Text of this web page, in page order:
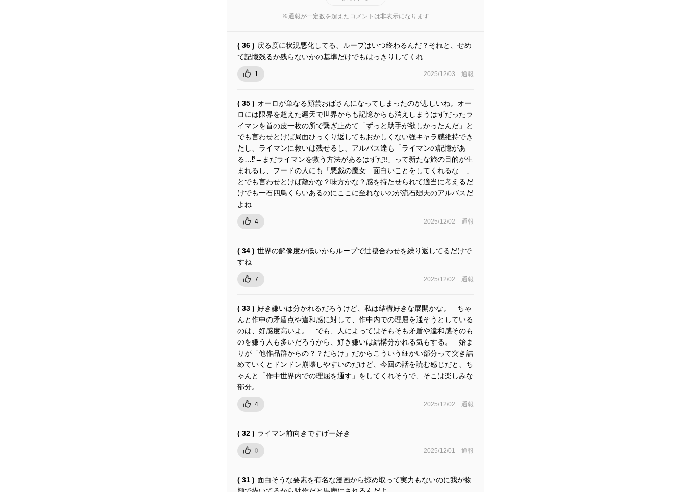
※通報が一定数を超えたコメントは非表示になります
( 36 ) 戻る度に状況悪化してる、ループはいつ終わるんだ？それと、せめ
て記憶残るか残らないかの基準だけでもはっきりしてくれ
1 2025/12/03 通報
( 35 ) オーロが単なる顔芸おばさんになってしまったのが悲しいね。オー
ロには限界を超えた廻天で世界からも記憶からも消えしまうはずだったラ
イマンを首の皮一枚の所で繋ぎ止めて「ずっと助手が欲しかったんだ」と
でも言わせとけば局面ひっくり返してもおかしくない強キャラ感維持でき
たし、ライマンに救いは残せるし、アルバス達も「ライマンの記憶があ
る…⁉︎→まだライマンを救う方法があるはずだ‼︎」って新たな旅の目的が生
まれるし、フードの人にも「悪戯の魔女…面白いことをしてくれるな…」
とでも言わせとけば敵かな？味方かな？感を持たせられて適当に考えるだ
けでも一石四鳥くらいあるのにここに至れないのが流石廻天のアルバスだ
よね
4 2025/12/02 通報
( 34 ) 世界の解像度が低いからループで辻褄合わせを繰り返してるだけで
すね
7 2025/12/02 通報
( 33 ) 好き嫌いは分かれるだろうけど、私は結構好きな展開かな。 ちゃ
んと作中の矛盾点や違和感に対して、作中内での理屈を通そうとしている
のは、好感度高いよ。 でも、人によってはそもそも矛盾や違和感そのも
のを嫌う人も多いだろうから、好き嫌いは結構分かれる気もする。 始ま
りが「他作品群からの？？だらけ」だからこういう細かい部分って突き詰
めていくとドンドン崩壊しやすいのだけど、今回の話を読む感じだと、ち
ゃんと「作中世界内での理屈を通す」をしてくれそうで、そこは楽しみな
部分。
4 2025/12/02 通報
( 32 ) ライマン前向きですげー好き
0 2025/12/01 通報
( 31 ) 面白そうな要素を有名な漫画から掠め取って実力もないのに我が物